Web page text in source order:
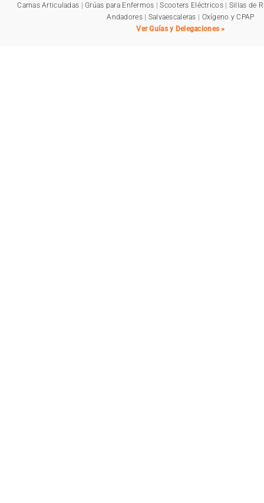
Camas Articuladas |Grúas para Enfermos |Scooters Eléctricos| Sillas de
Andadores| Salvaescaleras | Oxígeno y CPAP
Ver Guías y Delegaciones »